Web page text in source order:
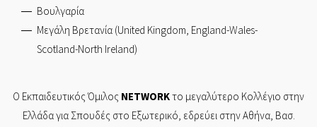
Βουλγαρία
Μεγάλη Βρετανία (United Kingdom, England-Wales-
Scotland-North Ireland)
Ο Εκπαιδευτικός Όμιλος NETWORKτο μεγαλύτερο Κολλέγιο στην
Ελλάδα για Σπουδές στο Εξωτερικό, εδρεύει στηνΑθήνα, Βασ.